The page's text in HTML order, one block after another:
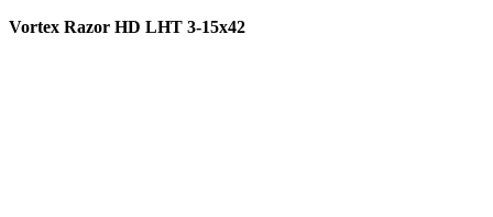
Vortex Razor HD LHT 3-15х42